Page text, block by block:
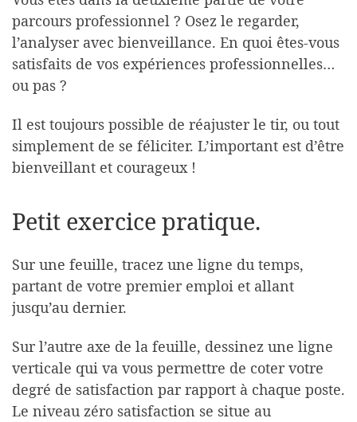
parcours professionnel ? Osez le regarder,
l’analyser avec bienveillance. En quoi êtes-vous
satisfaits de vos expériences professionnelles…
ou pas ?
Il est toujours possible de réajuster le tir, ou tout
simplement de se féliciter. L’important est d’être
bienveillant et courageux !
Petit exercice pratique.
Sur une feuille, tracez une ligne du temps,
partant de votre premier emploi et allant
jusqu’au dernier.
Sur l’autre axe de la feuille, dessinez une ligne
verticale qui va vous permettre de coter votre
degré de satisfaction par rapport à chaque poste.
Le niveau zéro satisfaction se situe au